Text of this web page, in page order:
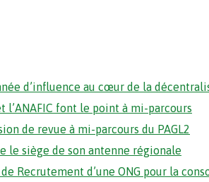
d’influence au cœur de la
l’ANAFIC font le point à mi-parcours
de revue à mi-parcours du PAGL2
le siège de son antenne régionale
Recrutement d’une ONG pour la